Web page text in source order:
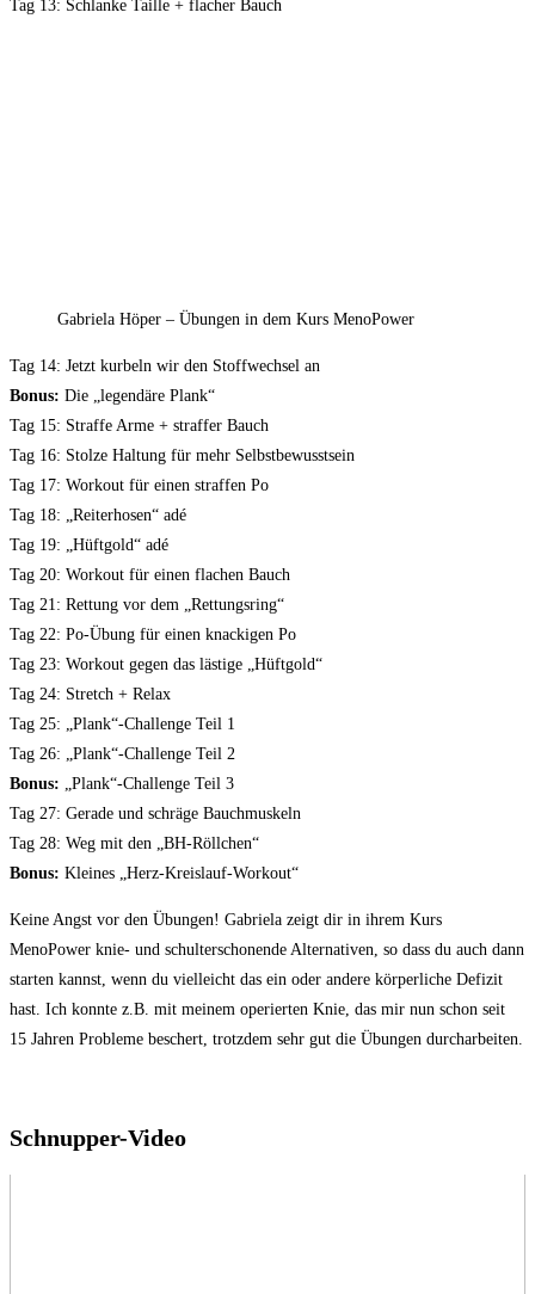
Tag 13: Schlanke Taille + flacher Bauch
Gabriela Höper – Übungen in dem Kurs MenoPower
Tag 14: Jetzt kurbeln wir den Stoffwechsel an
Bonus: Die „legendäre Plank“
Tag 15: Straffe Arme + straffer Bauch
Tag 16: Stolze Haltung für mehr Selbstbewusstsein
Tag 17: Workout für einen straffen Po
Tag 18: „Reiterhosen“ adé
Tag 19: „Hüftgold“ adé
Tag 20: Workout für einen flachen Bauch
Tag 21: Rettung vor dem „Rettungsring“
Tag 22: Po-Übung für einen knackigen Po
Tag 23: Workout gegen das lästige „Hüftgold“
Tag 24: Stretch + Relax
Tag 25: „Plank“-Challenge Teil 1
Tag 26: „Plank“-Challenge Teil 2
Bonus: „Plank“-Challenge Teil 3
Tag 27: Gerade und schräge Bauchmuskeln
Tag 28: Weg mit den „BH-Röllchen“
Bonus: Kleines „Herz-Kreislauf-Workout“
Keine Angst vor den Übungen! Gabriela zeigt dir in ihrem Kurs
MenoPower knie- und schulterschonende Alternativen, so dass du auch dann
starten kannst, wenn du vielleicht das ein oder andere körperliche Defizit
hast. Ich konnte z.B. mit meinem operierten Knie, das mir nun schon seit
15 Jahren Probleme beschert, trotzdem sehr gut die Übungen durcharbeiten.
Schnupper-Video